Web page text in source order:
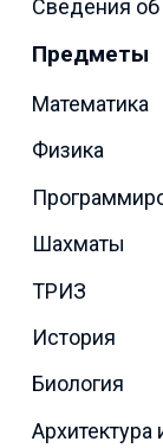
Сведения об
Предметы
Математика
Физика
Шахматы
ТРИЗ
История
Биология
Архитектура